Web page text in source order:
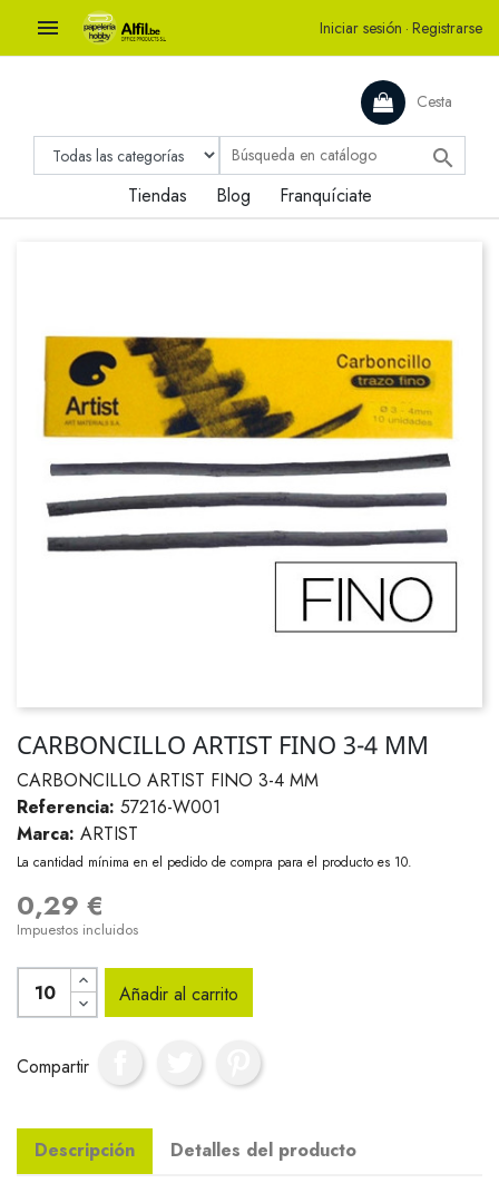
 Iniciar sesión · Registrarse
Cesta

Tiendas Blog Franquíciate
CARBONCILLO ARTIST FINO 3-4 MM
CARBONCILLO ARTIST FINO 3-4 MM
Referencia: 57216-W001
Marca: ARTIST
La cantidad mínima en el pedido de compra para el producto es 10.
0,29 €
Impuestos incluidos
Añadir al carrito
Compartir
Descripción Detalles del producto